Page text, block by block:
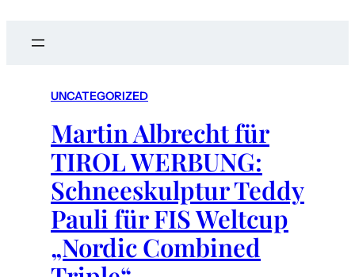
UNCATEGORIZED
Martin Albrecht für
TIROL WERBUNG:
Schneeskulptur Teddy
Pauli für FIS Weltcup
„Nordic Combined